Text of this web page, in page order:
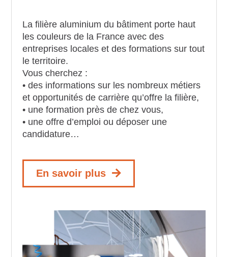
La filière aluminium du bâtiment porte haut
les couleurs de la France avec des
entreprises locales et des formations sur tout
le territoire.
Vous cherchez :
• des informations sur les nombreux métiers
et opportunités de carrière qu’offre la filière,
• une formation près de chez vous,
• une offre d’emploi ou déposer une
candidature…
En savoir plus